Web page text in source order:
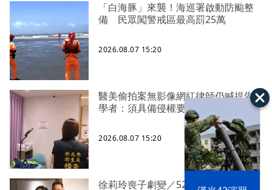
「白海豚」來襲！海巡署啟動防颱整
備 民眾闖警戒區最高罰25萬
2026.08.07 15:20
醫美偷拍案無影像網紅律師仍喊提告
學者：須具備侵權要件
2026.08.07 15:20
徐莉玲喪子劇變／52歲長子輕生 徐